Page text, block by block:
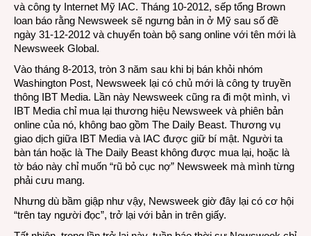
và công ty Internet Mỹ IAC. Tháng 10-2012, sếp tổng Brown
loan báo rằng Newsweek sẽ ngưng bản in ở Mỹ sau số đề
ngày 31-12-2012 và chuyển toàn bộ sang online với tên mới là
Newsweek Global.
Vào tháng 8-2013, tròn 3 năm sau khi bị bán khỏi nhóm
Washington Post, Newsweek lại có chủ mới là công ty truyền
thông IBT Media. Lần này Newsweek cũng ra đi một mình, vì
IBT Media chỉ mua lại thương hiệu Newsweek và phiên bản
online của nó, không bao gồm The Daily Beast. Thương vụ
giao dịch giữa IBT Media và IAC được giữ bí mật. Người ta
bàn tán hoặc là The Daily Beast không được mua lại, hoặc là
tờ báo này chỉ muốn “rũ bỏ cục nợ” Newsweek mà mình từng
phải cưu mang.
Nhưng dù bầm giập như vậy, Newsweek giờ đây lại có cơ hội
“trên tay người đọc”, trở lại với bản in trên giấy.